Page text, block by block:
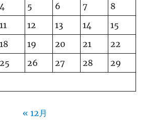
4 5 6 7
8
11 12 13 14
15
18 19 20 21
22
25 26 27 28
29
« 12月